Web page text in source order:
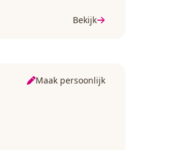
Bekijk
Maak persoonlijk